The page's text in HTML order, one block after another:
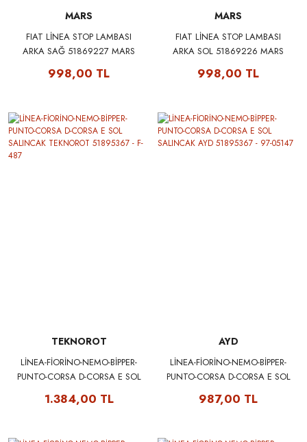
MARS
FIAT LİNEA STOP LAMBASI
ARKA SAĞ 51869227 MARS
998,00 TL
MARS
FIAT LİNEA STOP LAMBASI
ARKA SOL 51869226 MARS
998,00 TL
TEKNOROT
LİNEA-FİORİNO-NEMO-BİPPER-
PUNTO-CORSA D-CORSA E SOL
51895367 - F-487
1.384,00 TL
AYD
LİNEA-FİORİNO-NEMO-BİPPER-
PUNTO-CORSA D-CORSA E SOL
05147
987,00 TL